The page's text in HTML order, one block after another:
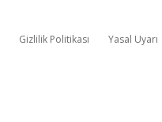
Gizlilik Politikası Yasal Uyarı